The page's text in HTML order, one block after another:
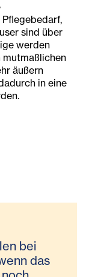
sind über
werden
mutmaßlichen
äußern
in eine
bei
das